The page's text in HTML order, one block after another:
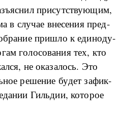
при­сут­ству­ю­щим,
в слу­чае вне­се­ния пред­
при­шло к еди­но­ду­
го­ло­со­ва­ния тех, кто
не ока­за­лось. Это
ре­ше­ние бу­дет за­фи­к­
Гиль­дии, ко­то­рое